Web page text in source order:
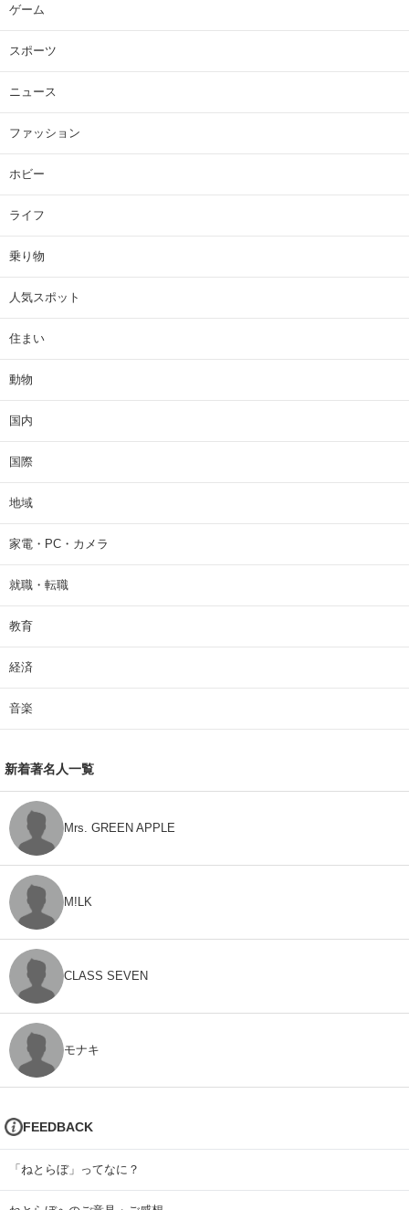
ゲーム
スポーツ
ニュース
ファッション
ホビー
ライフ
乗り物
人気スポット
住まい
動物
国内
国際
地域
家電・PC・カメラ
就職・転職
教育
経済
音楽
新着著名人一覧
Mrs. GREEN APPLE
M!LK
CLASS SEVEN
モナキ
FEEDBACK
「ねとらぼ」ってなに？